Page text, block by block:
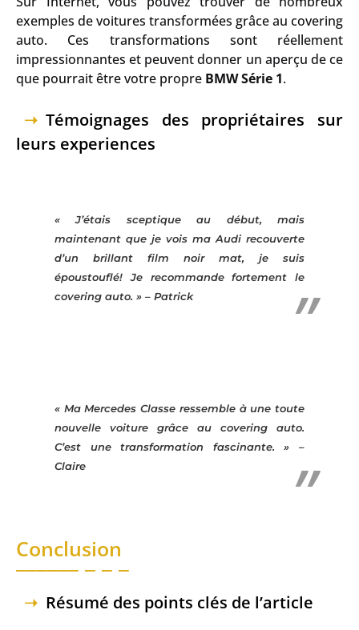
exemples de voitures transformées grâce au covering
auto. Ces transformations sont réellement
impressionnantes et peuvent donner un aperçu de ce
que pourrait être votre propre BMW Série 1.
Témoignages des propriétaires sur
leurs experiences
« J’étais sceptique au début, mais
maintenant que je vois ma Audi recouverte
d’un brillant film noir mat, je suis
époustouflé! Je recommande fortement le
covering auto. » – Patrick
« MaMercedes Classe ressemble à une toute
nouvelle voiture grâce au covering auto.
C’est une transformation fascinante. » –
Claire
Conclusion
Résumé des points clés de l’article